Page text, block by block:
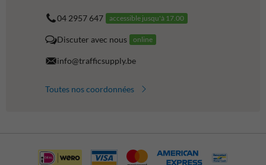
04 2957 647 accessible jusqu'à 17.00
Discuter avec nous online
info@trafficsupply.be
Toutes nos coordonnées